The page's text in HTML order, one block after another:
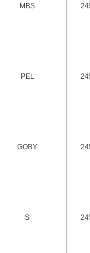
MBS
PEL
GOBY
S